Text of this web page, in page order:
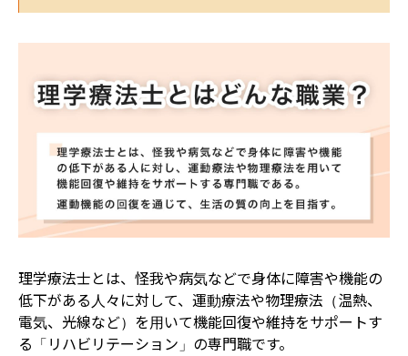
理学療法士とは、怪我や病気などで身体に障害や機能の
低下がある人々に対して、運動療法や物理療法（温熱、
電気、光線など）を用いて機能回復や維持をサポートす
る「リハビリテーション」の専門職です。